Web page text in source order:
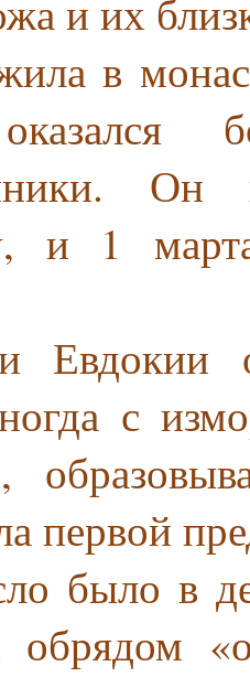
и их
в
Он
и 1
Евдокии
с
первой
было в
обрядом